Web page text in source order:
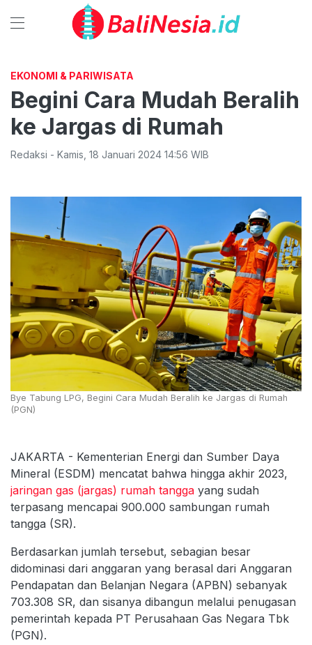
EKONOMI & PARIWISATA
Begini Cara Mudah Beralih
ke Jargas di Rumah
Redaksi - Kamis 18 Januari 2024 14:56 WIB
Bye Tabung LPG, Begini Cara Mudah Beralih ke Jargas di Rumah
(PGN)
JAKARTA - Kementerian Energi dan Sumber Daya
Mineral (ESDM) mencatat bahwa hingga akhir 2023,
jaringan gas (jargas) rumah tangga yang sudah
terpasang mencapai 900.000 sambungan rumah
tangga (SR).
Berdasarkan jumlah tersebut, sebagian besar
didominasi dari anggaran yang berasal dari Anggaran
Pendapatan dan Belanjan Negara (APBN) sebanyak
703.308 SR, dan sisanya dibangun melalui penugasan
pemerintah kepada PT Perusahaan Gas Negara Tbk
(PGN).